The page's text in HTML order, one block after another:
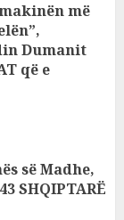
më
Dumanit
që e
së Madhe,
SHQIPTARË